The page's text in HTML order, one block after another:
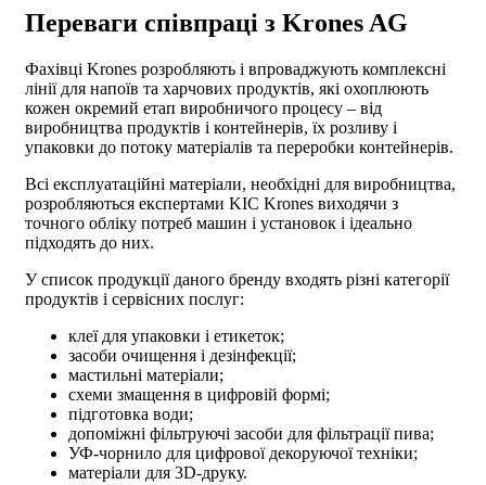
Переваги співпраці з Krones AG
Фахівці Krones розробляють і впроваджують комплексні
лінії для напоїв та харчових продуктів, які охоплюють
кожен окремий етап виробничого процесу – від
виробництва продуктів і контейнерів, їх розливу і
упаковки до потоку матеріалів та переробки контейнерів.
Всі експлуатаційні матеріали, необхідні для виробництва,
розробляються експертами KIC Krones виходячи з
точного обліку потреб машин і установок і ідеально
підходять до них.
У список продукції даного бренду входять різні категорії
продуктів і сервісних послуг:
клеї для упаковки і етикеток;
засоби очищення і дезінфекції;
мастильні матеріали;
схеми змащення в цифровій формі;
підготовка води;
допоміжні фільтруючі засоби для фільтрації пива;
УФ-чорнило для цифрової декоруючої техніки;
матеріали для 3D-друку.